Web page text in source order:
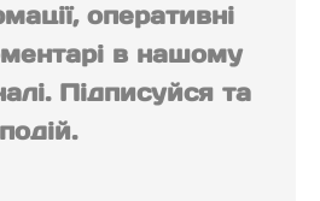
оперативні
в нашому
Підписуйся та